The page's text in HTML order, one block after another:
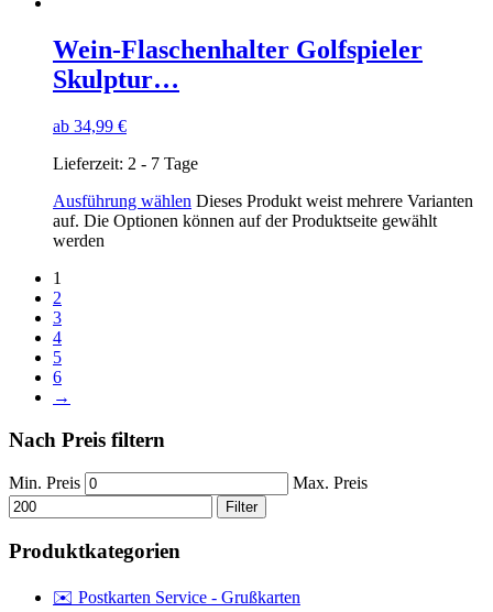
Wein-Flaschenhalter Golfspieler
Skulptur…
ab 34,99 €
Lieferzeit: 2 - 7 Tage
Ausführung wählen Dieses Produkt weist mehrere Varianten
auf. Die Optionen können auf der Produktseite gewählt
werden
1
2
3
4
5
6
→
Nach Preis filtern
Min. Preis Max. Preis
Filter
Produktkategorien
✉️ Postkarten Service - Grußkarten